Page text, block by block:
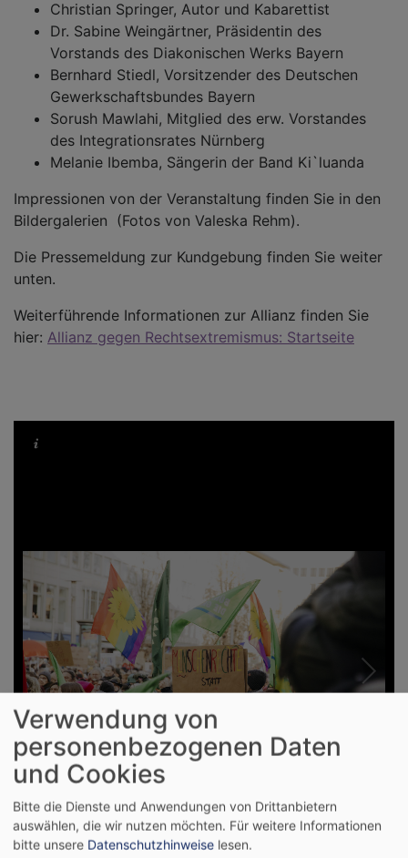
Christian Springer, Autor und Kabarettist
Dr. Sabine Weingärtner, Präsidentin des
Vorstands des Diakonischen Werks Bayern
Bernhard Stiedl, Vorsitzender des Deutschen
Gewerkschaftsbundes Bayern
Sorush Mawlahi, Mitglied des erw. Vorstandes
des Integrationsrates Nürnberg
Melanie Ibemba, Sängerin der Band Ki`luanda
Impressionen von der Veranstaltung finden Sie in den
Bildergalerien (Fotos von Valeska Rehm).
Die Pressemeldung zur Kundgebung finden Sie weiter
unten.
Weiterführende Informationen zur Allianz finden Sie
hier: Allianz gegen Rechtsextremismus: Startseite
Verwendung von
personenbezogenen Daten
und Cookies
Bitte die Dienste und Anwendungen von Drittanbietern
auswählen, die wir nutzen möchten. Für weitere Informationen
bitte unsere Datenschutzhinweise lesen.